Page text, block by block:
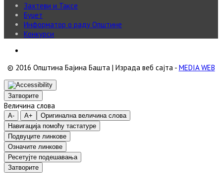
Захтеви и Таксе
Буџет
Информатор о раду Општине
Конкурси
© 2016 Општина Бајина Башта | Израда веб сајта - MEDIA WEB
Затворите
Величина слова
A- A+
Оригинална величина слова
Навигација помоћу тастатуре
Подвуците линкове
Означите линкове
Ресетујте подешавања
Затворите